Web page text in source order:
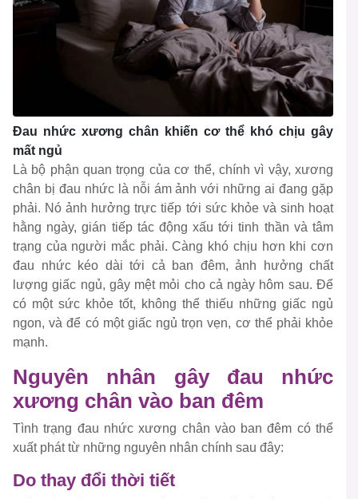
Đau nhức xương chân khiến cơ thể khó chịu gây
mất ngủ
Là bộ phận quan trọng của cơ thể, chính vì vậy, xương
chân bị đau nhức là nỗi ám ảnh với những ai đang gặp
phải. Nó ảnh hưởng trực tiếp tới sức khỏe và sinh hoạt
hằng ngày, gián tiếp tác động xấu tới tinh thần và tâm
trạng của người mắc phải. Càng khó chịu hơn khi cơn
đau nhức kéo dài tới cả ban đêm, ảnh hưởng chất
lượng giấc ngủ, gây mệt mỏi cho cả ngày hôm sau. Để
có một sức khỏe tốt, không thể thiếu những giấc ngủ
ngon, và để có một giấc ngủ trọn vẹn, cơ thể phải khỏe
mạnh.
Nguyên nhân gây đau nhức
xương chân vào ban đêm
Tình trạng đau nhức xương chân vào ban đêm có thể
xuất phát từ những nguyên nhân chính sau đây:
Do thay đổi thời tiết